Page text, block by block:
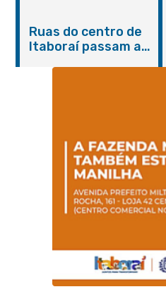
Ruas do centro de
Itaboraí passam a